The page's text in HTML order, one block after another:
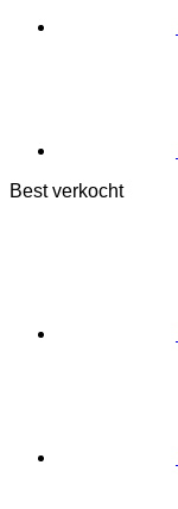
Best verkocht